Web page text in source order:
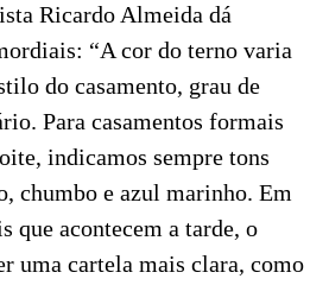
Ricardo Almeida dá
“A cor do terno varia
do casamento, grau de
Para casamentos formais
indicamos sempre tons
chumbo e azul marinho. Em
que acontecem a tarde, o
uma cartela mais clara, como